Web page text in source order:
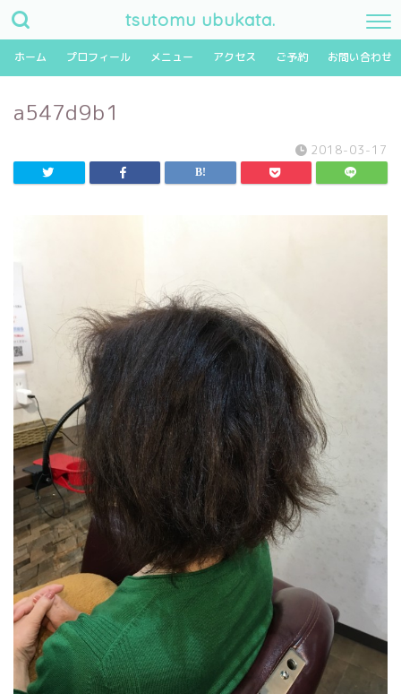
tsutomu ubukata.
ホーム プロフィール メニュー アクセス ご予約 お問い合わせ
a547d9b1
2018-03-17